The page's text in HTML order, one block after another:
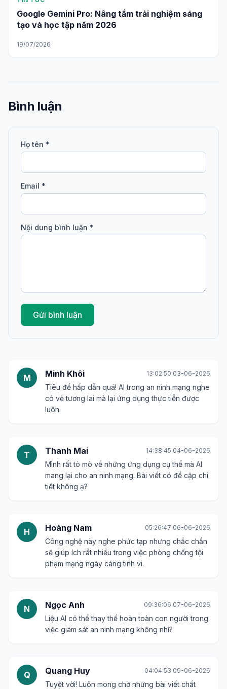
Google Gemini Pro: Nâng tầm trải nghiệm sáng
tạo và học tập năm 2026
19/07/2026
Bình luận
Họ tên *
Email *
Nội dung bình luận *
Gửi bình luận
M Minh Khôi 13:02:50 03-06-2026
Tiêu đề hấp dẫn quá! AI trong an ninh mạng nghe
có vẻ tương lai mà lại ứng dụng thực tiễn được
luôn.
T Thanh Mai 14:38:45 04-06-2026
Mình rất tò mò về những ứng dụng cụ thể mà AI
mang lại cho an ninh mạng. Bài viết có đề cập chi
tiết không ạ?
H Hoàng Nam 05:26:47 06-06-2026
Công nghệ này nghe phức tạp nhưng chắc chắn
sẽ giúp ích rất nhiều trong việc phòng chống tội
phạm mạng ngày càng tinh vi.
N Ngọc Anh 09:36:06 07-06-2026
Liệu AI có thể thay thế hoàn toàn con người trong
việc giám sát an ninh mạng không nhỉ?
Q Quang Huy 04:04:53 09-06-2026
Tuyệt vời! Luôn mong chờ những bài viết chất